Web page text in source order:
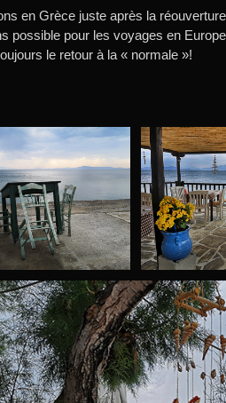
en Grèce juste après la
possible pour les voyages en
le retour à la « normale »!